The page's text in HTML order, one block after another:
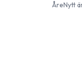
ÅreNytt